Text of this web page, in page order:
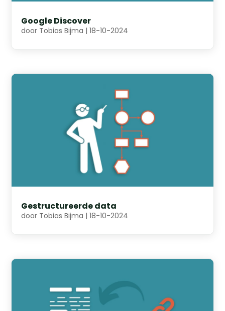
Google Discover
door Tobias Bijma |18-10-2024
Gestructureerde data
door Tobias Bijma |18-10-2024